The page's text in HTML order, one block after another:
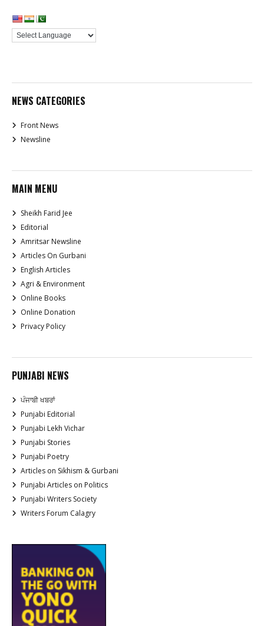
NEWS CATEGORIES
Front News
Newsline
MAIN MENU
Sheikh Farid Jee
Editorial
Amritsar Newsline
Articles On Gurbani
English Articles
Agri & Environment
Online Books
Online Donation
Privacy Policy
PUNJABI NEWS
ਪੰਜਾਬੀ ਖਬਰਾਂ
Punjabi Editorial
Punjabi Lekh Vichar
Punjabi Stories
Punjabi Poetry
Articles on Sikhism & Gurbani
Punjabi Articles on Politics
Punjabi Writers Society
Writers Forum Calagry